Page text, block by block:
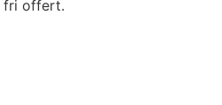
fri offert.